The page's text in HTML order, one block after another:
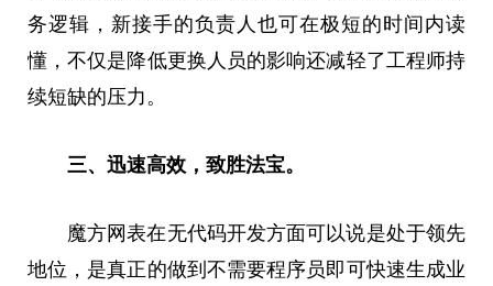
务逻辑，新接手的负责人也可在极短的时间内读
懂，不仅是降低更换人员的影响还减轻了工程师持
续短缺的压力。
三、 迅速高效，致胜法宝。
魔方网表在无代码开发方面可以说是处于领先
地位，是真正的做到不需要程序员即可快速生成业